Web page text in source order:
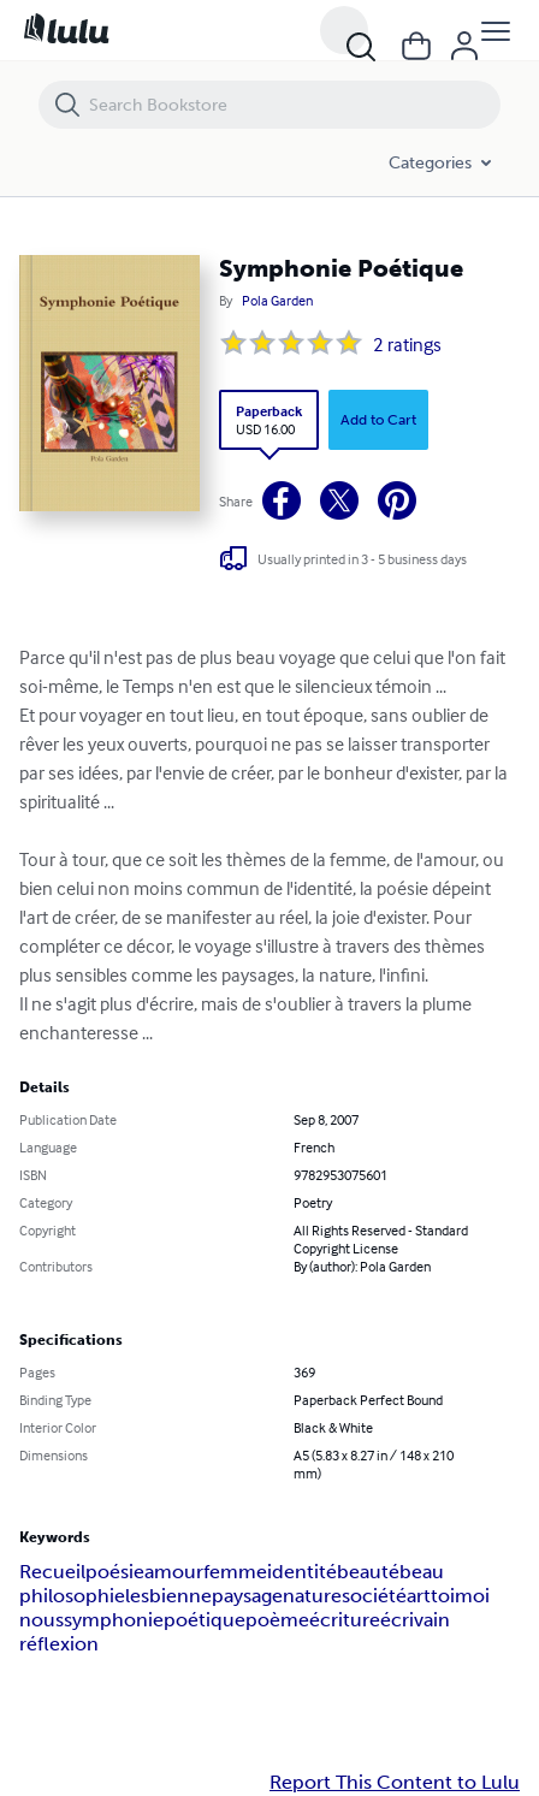
Categories
Symphonie Poétique
By Pola Garden
2 ratings
Paperback
USD 16.00
Add to Cart
Share
Usually printed in 3 - 5 business days
Parce qu'il n'est pas de plus beau voyage que celui que l'on fait
soi-même, le Temps n'en est que le silencieux témoin ...
Et pour voyager en tout lieu, en tout époque, sans oublier de
rêver les yeux ouverts, pourquoi ne pas se laisser transporter
par ses idées, par l'envie de créer, par le bonheur d'exister, par la
spiritualité ...
Tour à tour, que ce soit les thèmes de la femme, de l'amour, ou
bien celui non moins commun de l'identité, la poésie dépeint
l'art de créer, de se manifester au réel, la joie d'exister. Pour
compléter ce décor, le voyage s'illustre à travers des thèmes
plus sensibles comme les paysages, la nature, l'infini.
Il ne s'agit plus d'écrire, mais de s'oublier à travers la plume
enchanteresse ...
Details
Publication Date
Sep 8, 2007
Language
French
ISBN
9782953075601
Category
Poetry
Copyright
All Rights Reserved - Standard
Copyright License
Contributors
By (author): Pola Garden
Specifications
Pages
369
Binding Type
Paperback Perfect Bound
Interior Color
Black & White
Dimensions
A5 (5.83 x 8.27 in / 148 x 210
mm)
Keywords
Recueilpoésieamourfemmeidentitébeautébeau
philosophielesbiennepaysagenaturesociétéarttoimoi
noussymphoniepoétiquepoèmeécritureécrivain
réflexion
Report This Content to Lulu
Symphonie Poétique